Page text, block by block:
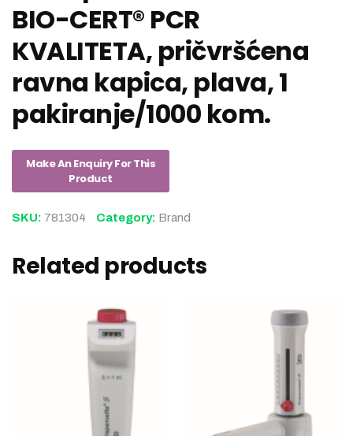
BIO-CERT® PCR
KVALITETA, pričvršćena
ravna kapica, plava, 1
pakiranje/1000 kom.
SKU: 781304 Category: Brand
Related products